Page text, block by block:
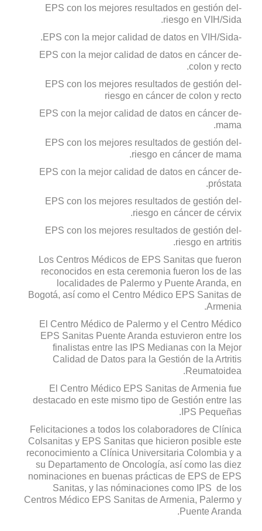
-EPS con los mejores resultados en gestión del
riesgo en VIH/Sida.
-EPS con la mejor calidad de datos en VIH/Sida.
-EPS con la mejor calidad de datos en cáncer de
colon y recto.
-EPS con los mejores resultados de gestión del
riesgo en cáncer de colon y recto
-EPS con la mejor calidad de datos en cáncer de
mama.
-EPS con los mejores resultados de gestión del
riesgo en cáncer de mama.
-EPS con la mejor calidad de datos en cáncer de
próstata.
-EPS con los mejores resultados de gestión del
riesgo en cáncer de cérvix.
-EPS con los mejores resultados de gestión del
riesgo en artritis.
Los Centros Médicos de EPS Sanitas que fueron
reconocidos en esta ceremonia fueron los de las
localidades de Palermo y Puente Aranda, en
Bogotá, así como el Centro Médico EPS Sanitas de
Armenia.
El Centro Médico de Palermo y el Centro Médico
EPS Sanitas Puente Aranda estuvieron entre los
finalistas entre las IPS Medianas con la Mejor
Calidad de Datos para la Gestión de la Artritis
Reumatoidea.
El Centro Médico EPS Sanitas de Armenia fue
destacado en este mismo tipo de Gestión entre las
IPS Pequeñas.
Felicitaciones a todos los colaboradores de Clínica
Colsanitas y EPS Sanitas que hicieron posible este
reconocimiento a Clínica Universitaria Colombia y a
su Departamento de Oncología, así como las diez
nominaciones en buenas prácticas de EPS de EPS
Sanitas, y las nóminaciones como IPS de los
Centros Médico EPS Sanitas de Armenia, Palermo y
Puente Aranda.